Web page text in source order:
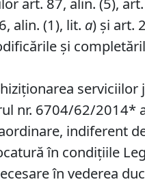
alin. (1), lit. a) și art.
şi
nr. 6704/62/2014*
indiferent
în condiţiile
în vederea